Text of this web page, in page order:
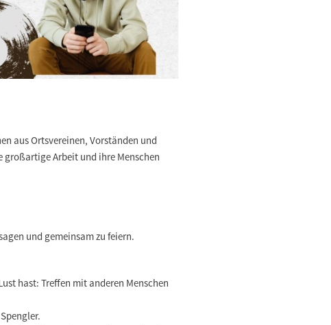
aus Ortsvereinen, Vorständen und
großartige Arbeit und ihre Menschen
und gemeinsam zu feiern.
hast: Treffen mit anderen Menschen